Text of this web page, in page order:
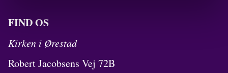
FIND OS
Kirken i Ørestad
Robert Jacobsens Vej 72B